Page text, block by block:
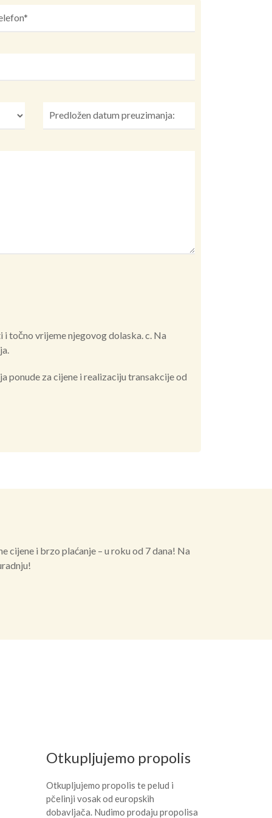
točno vrijeme njegovog dolaska. c. Na
ponude za cijene i realizaciju transakcije od
cijene i brzo plaćanje – u roku od 7 dana! Na
Otkupljujemo propolis
Otkupljujemo propolis te pelud i
pčelinji vosak od europskih
dobavljača. Nudimo prodaju propolisa